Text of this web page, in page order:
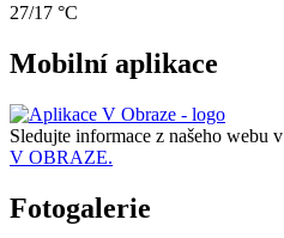
27/17 °C
Mobilní aplikace
Sledujte informace z našeho webu v
V OBRAZE.
Fotogalerie